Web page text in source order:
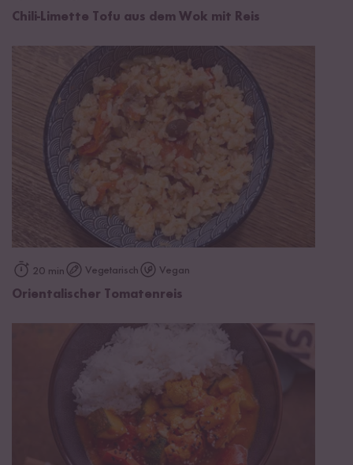
Chili-Limette Tofu aus dem Wok mit Reis
20 min Vegetarisch Vegan
Orientalischer Tomatenreis